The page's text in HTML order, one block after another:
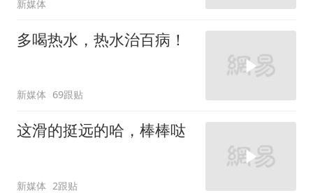
新媒体
多喝热水，热水治百病！
新媒体 69跟贴
这滑的挺远的哈，棒棒哒
新媒体 2跟贴